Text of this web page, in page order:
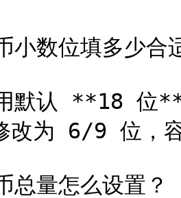
数位填多少合
认 **18 位**
改为 6/9 位，
量怎么设置？